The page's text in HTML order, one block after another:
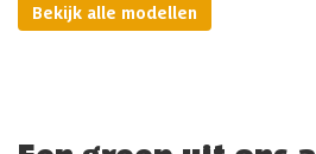
Bekijk alle modellen